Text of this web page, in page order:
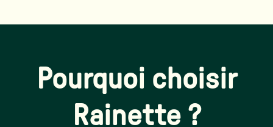
Pourquoi choisir
Rainette ?